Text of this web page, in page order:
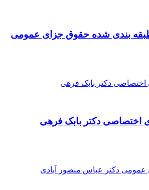
بندی شده حقوق جزای عمومی
دکتر بابک فرهی